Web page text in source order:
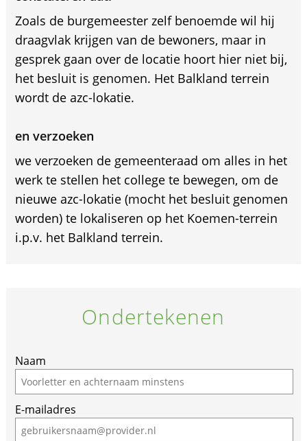
Zoals de burgemeester zelf benoemde wil hij
draagvlak krijgen van de bewoners, maar in
gesprek gaan over de locatie hoort hier niet bij,
het besluit is genomen. Het Balkland terrein
wordt de azc-lokatie.
en verzoeken
we verzoeken de gemeenteraad om alles in het
werk te stellen het college te bewegen, om de
nieuwe azc-lokatie (mocht het besluit genomen
worden) te lokaliseren op het Koemen-terrein
i.p.v. het Balkland terrein.
Ondertekenen
Naam
E-mailadres